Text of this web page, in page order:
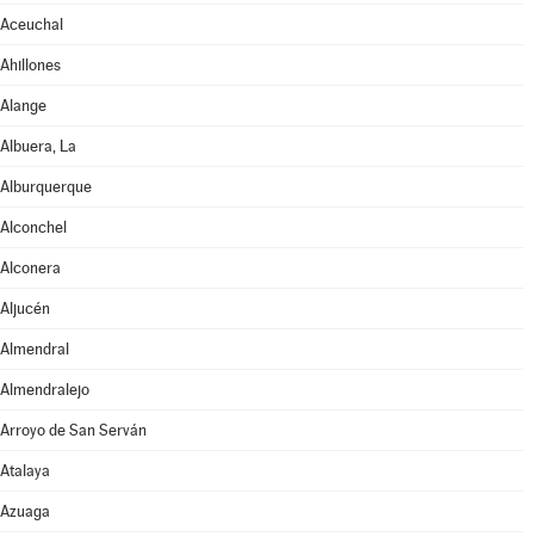
Aceuchal
Ahillones
Alange
Albuera, La
Alburquerque
Alconchel
Alconera
Aljucén
Almendral
Almendralejo
Arroyo de San Serván
Atalaya
Azuaga